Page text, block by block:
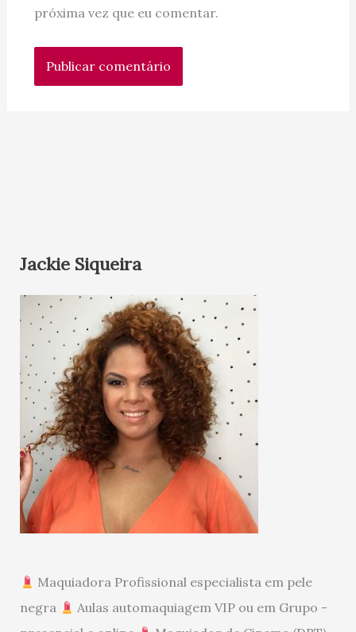
próxima vez que eu comentar.
Jackie Siqueira
Maquiadora Profissional especialista em pele
negra
Aulas automaquiagem VIP ou em Grupo -